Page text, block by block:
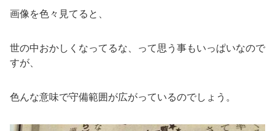
画像を色々見てると、
世の中おかしくなってるな、って思う事もいっぱいなので
すが、
色んな意味で守備範囲が広がっているのでしょう。